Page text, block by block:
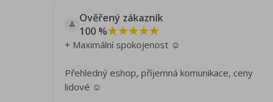
👤 Ověřený zákazník
100 %★★★★★
+ Maximální spokojenost ☺️
Přehledný eshop, příjemná komunikace, ceny
lidové ☺️